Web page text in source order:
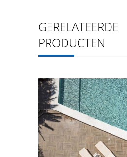
GERELATEERDE
PRODUCTEN